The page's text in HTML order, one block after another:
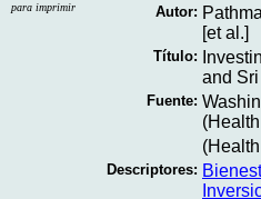
para imprimir
Autor:
[et al.]
Título:
and
Fuente:
Descriptores: